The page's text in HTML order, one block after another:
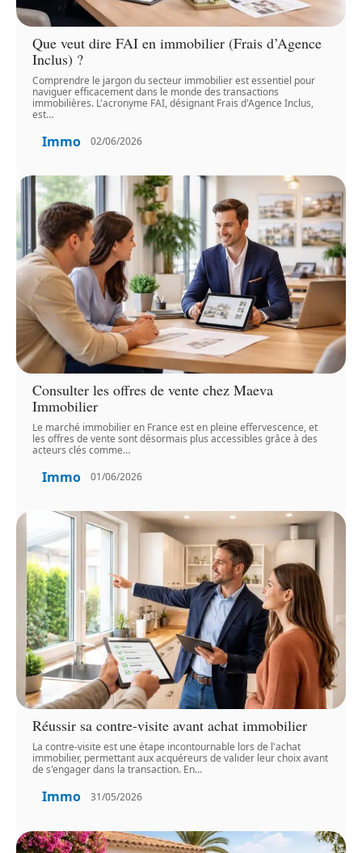
Que veut dire FAI en immobilier (Frais d’Agence
Inclus) ?
Comprendre le jargon du secteur immobilier est essentiel pour
naviguer efficacement dans le monde des transactions
immobilières. L'acronyme FAI, désignant Frais d'Agence Inclus,
est…
Immo 02/06/2026
Consulter les offres de vente chez Maeva
Immobilier
Le marché immobilier en France est en pleine effervescence, et
les offres de vente sont désormais plus accessibles grâce à des
acteurs clés comme…
Immo 01/06/2026
Réussir sa contre-visite avant achat immobilier
La contre-visite est une étape incontournable lors de l'achat
immobilier, permettant aux acquéreurs de valider leur choix avant
de s'engager dans la transaction. En…
Immo 31/05/2026